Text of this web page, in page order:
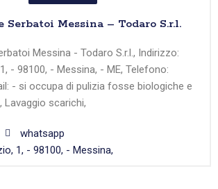
Serbatoi Messina – Todaro S.r.l.
Messina - Todaro S.r.l., Indirizzo:
- 98100, - Messina, - ME, Telefono:
- si occupa di pulizia fosse biologiche e
Lavaggio scarichi,
whatsapp
1, - 98100, - Messina,